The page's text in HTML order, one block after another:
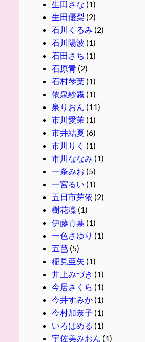
生田さな (1)
生田優梨 (2)
石川くるみ (2)
石川陽波 (1)
石田さち (1)
石原青(2)
石村琴葉(1)
依泉紗霧 (1)
泉りおん (11)
市川愛茉(1)
市井結夏 (6)
市川りく (1)
市川ななみ (1)
一条みお (5)
一宮るい (1)
五日市芽依 (2)
樹花凜(1)
伊藤青葉(1)
一色さゆり (1)
五芭(5)
稲見亜矢 (1)
井上みづき (1)
今居さくら (1)
今井すみか(1)
今村加奈子 (1)
いろはめる (1)
宇佐美みおん (1)